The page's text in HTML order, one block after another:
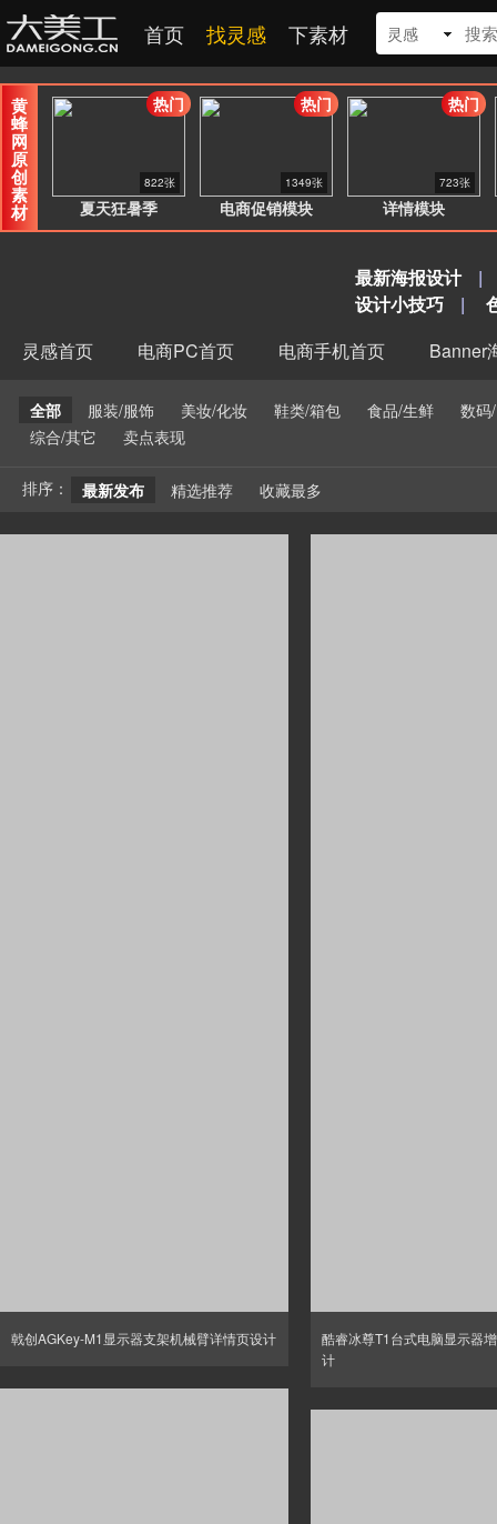
首页 找灵感 下素材 灵感
黄
蜂
网
原
创
素
材 夏天狂暑季
822张
热门
电商促销模块
1349张
热门
详情模块
723张
热门
最新海报设计
|
设计小技巧
|
灵感首页
电商PC首页 电商手机首页 Banner
全部 服装/服饰 美妆/化妆 鞋类/箱包 食品/生鲜
数码
综合/其它
卖点表现
排序： 最新发布 精选推荐 收藏最多
戟创AGKey-M1显示器支架机械臂详情页设计
酷睿冰尊T1台式电脑显示器
计